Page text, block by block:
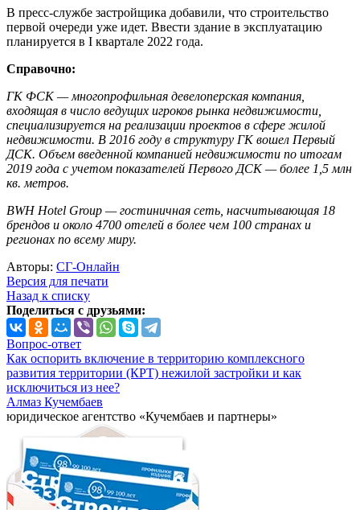
В пресс-службе застройщика добавили, что строительство
первой очереди уже идет. Ввести здание в эксплуатацию
планируется в I квартале 2022 года.
Справочно:
ГК ФСК — многопрофильная девелоперская компания,
входящая в число ведущих игроков рынка недвижимости,
специализируется на реализации проектов в сфере жилой
недвижимости. В 2016 году в структуру ГК вошел Первый
ДСК. Объем введенной компанией недвижимости по итогам
2019 года с учетом показателей Первого ДСК — более 1,5 млн
кв. метров.
BWH Hotel Group — гостиничная сеть, насчитывающая 18
брендов и около 4700 отелей в более чем 100 странах и
регионах по всему миру.
Авторы: СГ-Онлайн
Версия для печати
Назад к списку
Поделиться с друзьями:
Вопрос-ответ
Как оспорить включение в территорию комплексного
развития территории (КРТ) нежилой застройки и как
исключиться из нее?
Алмаз Кучембаев
юридическое агентство «Кучембаев и партнеры»